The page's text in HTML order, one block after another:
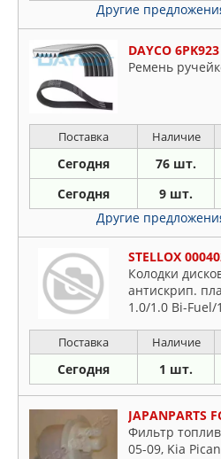
Другие
DAYCO 6PK923
Ремень
Поставка Наличие
Сегодня 76 шт.
Сегодня 9 шт.
Другие
STELLOX
Колодки
антискрип.
1.0/1.0 Bi-Fuel/
Поставка Наличие
Сегодня 1 шт.
JAPANPARTS
Фильтр
05-09, Kia